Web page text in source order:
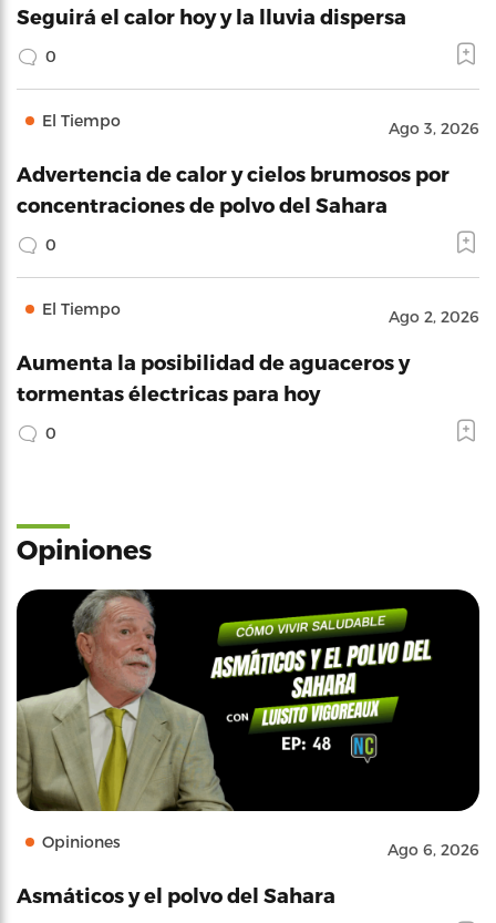
Seguirá el calor hoy y la lluvia dispersa
0
El Tiempo Ago 3, 2026
Advertencia de calor y cielos brumosos por
concentraciones de polvo del Sahara
0
El Tiempo Ago 2, 2026
Aumenta la posibilidad de aguaceros y
tormentas électricas para hoy
0
Opiniones
Opiniones Ago 6, 2026
Asmáticos y el polvo del Sahara